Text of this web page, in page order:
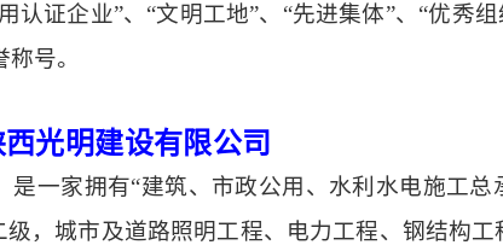
证企业”、“文明工地”、“先进集体”、“优秀组
号。
西光明建设有限公司
是一家拥有“建筑、市政公用、水利水电施工总
，城市及道路照明工程、电力工程、钢结构